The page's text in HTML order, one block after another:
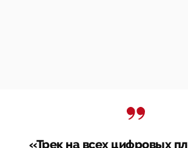
«Трек на всех цифровых